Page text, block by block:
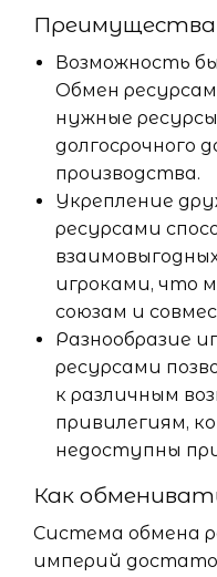
Преимущества
Возможность
Обмен
нужные
долгосрочного
производства.
Укрепление
ресурсами
игроками, что
союзам и
Разнообразие
ресурсами
к различным
привилегиям,
недоступны
Как
Система обмена
империй